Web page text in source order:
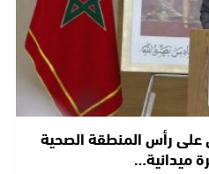
رأس المنطقة الصحية
ميدانية…